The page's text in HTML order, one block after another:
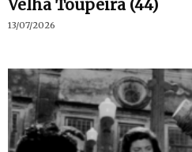
Velha Toupeira (44)
13/07/2026